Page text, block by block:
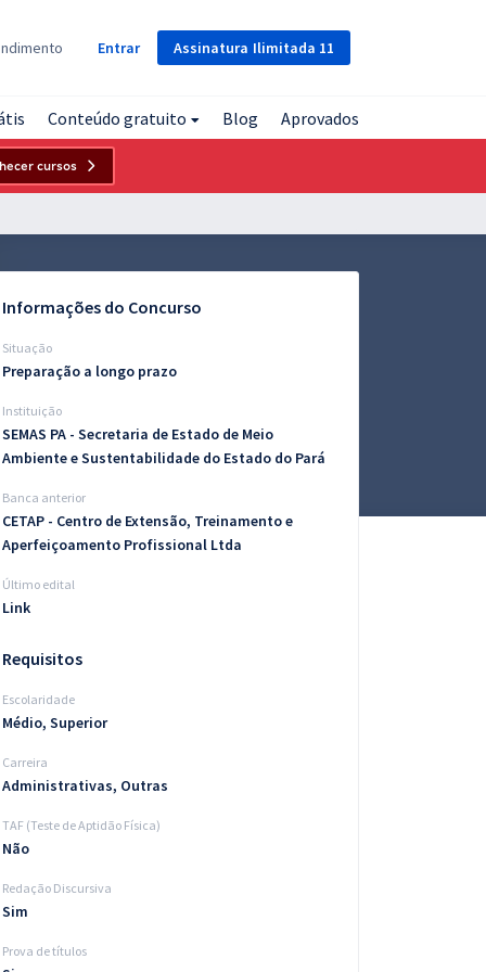
Assinatura Ilimitada 11
Entrar
Conteúdo gratuito Blog Aprovados
cursos
Informações do Concurso
Situação
Preparação a longo prazo
Instituição
SEMAS PA - Secretaria de Estado de Meio
Ambiente e Sustentabilidade do Estado do Pará
Banca anterior
CETAP - Centro de Extensão, Treinamento e
Aperfeiçoamento Profissional Ltda
Último edital
Link
Requisitos
Escolaridade
Médio, Superior
Carreira
Administrativas, Outras
TAF (Teste de Aptidão Física)
Não
Redação Discursiva
Sim
Prova de títulos